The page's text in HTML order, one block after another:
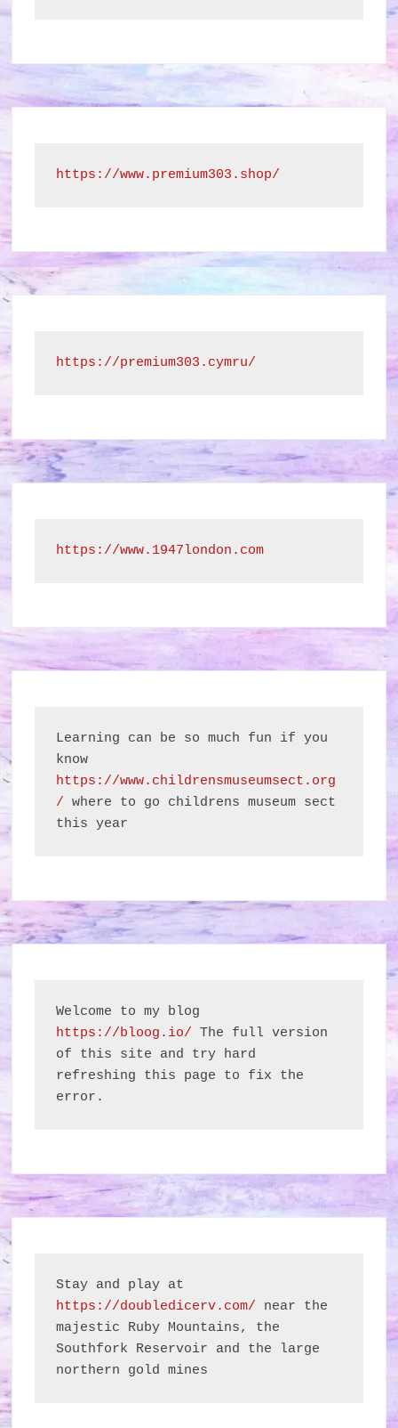
https://www.premium303.shop/
https://premium303.cymru/
https://www.1947london.com
Learning can be so much fun if you
https://www.childrensmuseumsect.org
/ where to go childrens museum sect
this year
https://bloog.io/ The full version
of this site and try hard
refreshing this page to fix the
error.
https://doubledicerv.com/ near the
majestic Ruby Mountains, the
Southfork Reservoir and the large
northern gold mines